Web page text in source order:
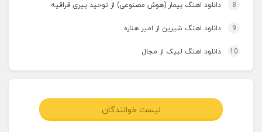
8 دانلود اهنگ بیمار (هوش مصنوعی) از توحید پیری قراقیه
9 دانلود اهنگ شیرین از امیر هناره
10 دانلود اهنگ لبیک از مجال
لیست خوانندگان